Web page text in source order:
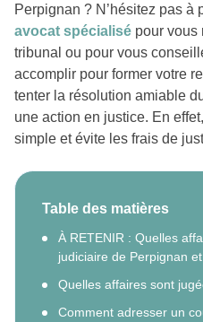
Perpignan ? N’hésitez pas à
avocat spécialisé pour vous
tribunal ou pour vous
accomplir pour former votre
tenter la résolution amiable
une action en justice. En
simple et évite les frais de
Table des matières
À RETENIR : Quelles
judiciaire de Perpignan
Quelles affaires sont
Comment adresser un